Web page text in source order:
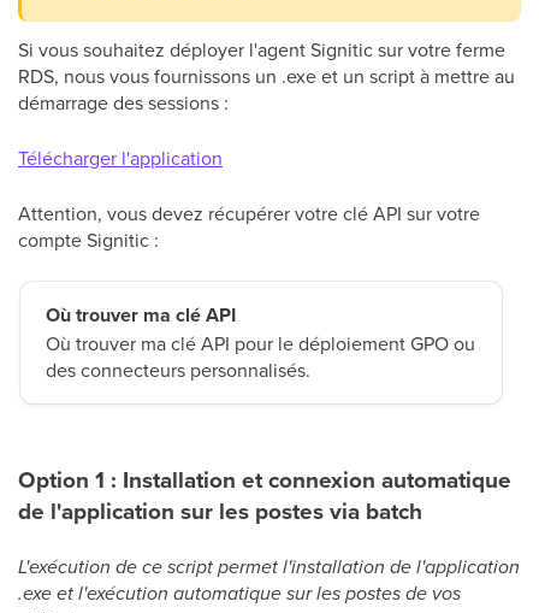
Si vous souhaitez déployer l'agent Signitic sur votre ferme
RDS, nous vous fournissons un .exe et un script à mettre au
démarrage des sessions :
Télécharger l'application
Attention, vous devez récupérer votre clé API sur votre
compte Signitic :
Où trouver ma clé API
Où trouver ma clé API pour le déploiement GPO ou
des connecteurs personnalisés.
Option 1 : Installation et connexion automatique
de l'application sur les postes via batch
L'exécution de ce script permet l'installation de l'application
.exe et l'exécution automatique sur les postes de vos